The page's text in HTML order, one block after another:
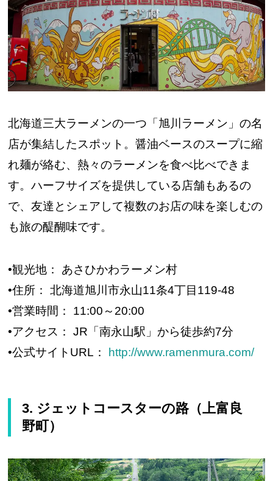
北海道三大ラーメンの一つ「旭川ラーメン」の名
店が集結したスポット。醤油ベースのスープに縮
れ麺が絡む、熱々のラーメンを食べ比べできま
す。ハーフサイズを提供している店舗もあるの
で、友達とシェアして複数のお店の味を楽しむの
も旅の醍醐味です。
•観光地： あさひかわラーメン村
•住所： 北海道旭川市永山11条4丁目119-48
•営業時間： 11:00～20:00
•アクセス： JR「南永山駅」から徒歩約7分
•公式サイトURL： http://www.ramenmura.com/
3. ジェットコースターの路（上富良
野町）